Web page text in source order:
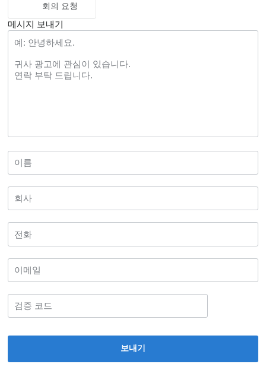
회의 요청
메시지 보내기